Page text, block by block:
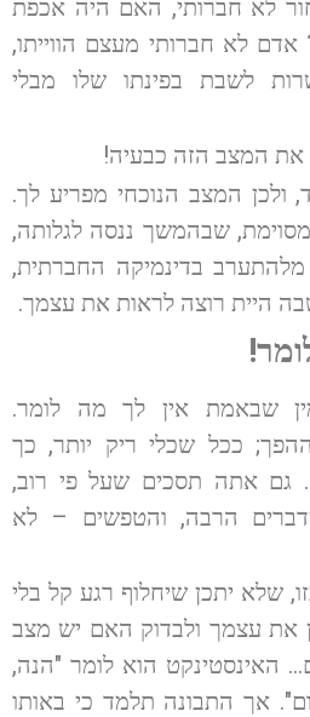
לא חברותי, האם היה אכפת
לא חברותי מעצם הווייתו,
לשבת בפינתו שלו מבלי
את המצב הזה כבעיה!
ולכן המצב הנוכחי מפריע לך.
שבהמשך ננסה לגלותה,
בדינמיקה החברתית,
היית רוצה לראות את עצמך.
שבאמת אין לך מה לומר.
ככל שכלי ריק יותר, כך
גם אתה תסכים שעל פי רוב,
הרבה, והטפשים – לא
שלא יתכן שיחלוף רגע קל בלי
את עצמך ולבדוק האם יש מצב
האינסטינקט הוא לומר "הנה,
אך התבונה תלמד כי באותו